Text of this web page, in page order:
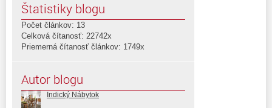
Štatistiky blogu
Počet článkov: 13
Celková čítanosť: 22742x
Priemerná čítanosť článkov: 1749x
Autor blogu
Indický Nábytok